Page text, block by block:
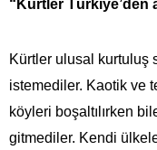
“Kürtler Türkiye’den
Kürtler ulusal kurtuluş
istemediler. Kaotik ve
köyleri boşaltılırken
gitmediler. Kendi